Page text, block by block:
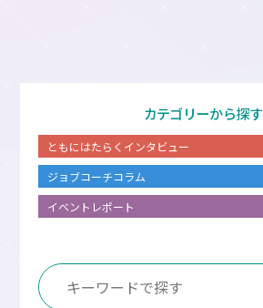
カテゴリーから探す
ともにはたらくインタビュー
ジョブコーチコラム
イベントレポート